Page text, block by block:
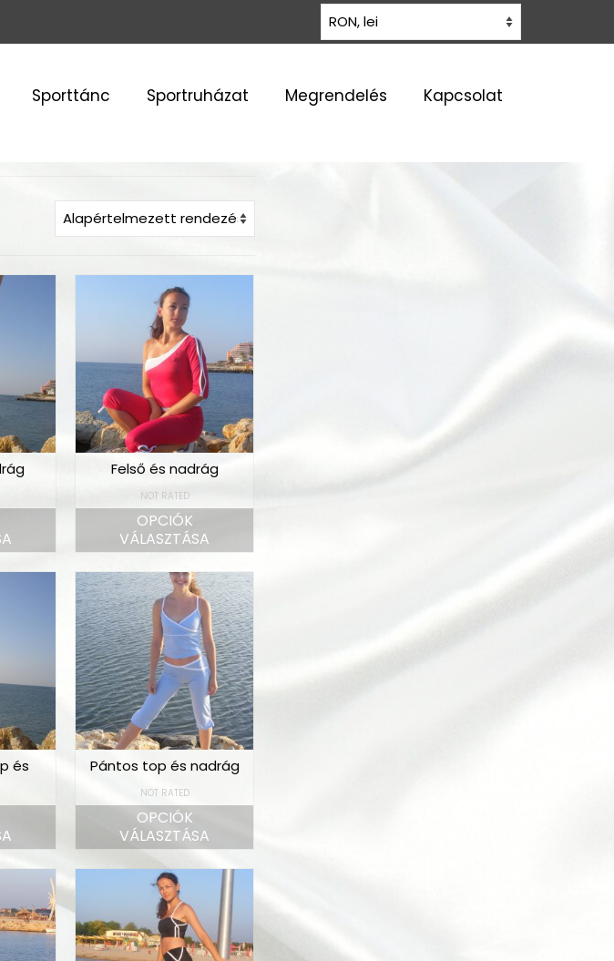
Sporttánc Sportruházat Megrendelés Kapcsolat
Felső és nadrág
NOT RATED
OPCIÓK
VÁLASZTÁSA
és Pántos top és nadrág
NOT RATED
OPCIÓK
VÁLASZTÁSA